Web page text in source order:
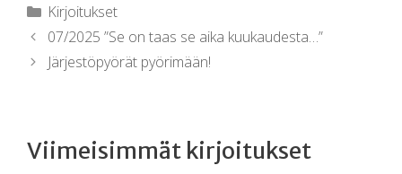
Kirjoitukset
07/2025 ”Se on taas se aika kuukaudesta…”
Järjestöpyörät pyörimään!
Viimeisimmät kirjoitukset